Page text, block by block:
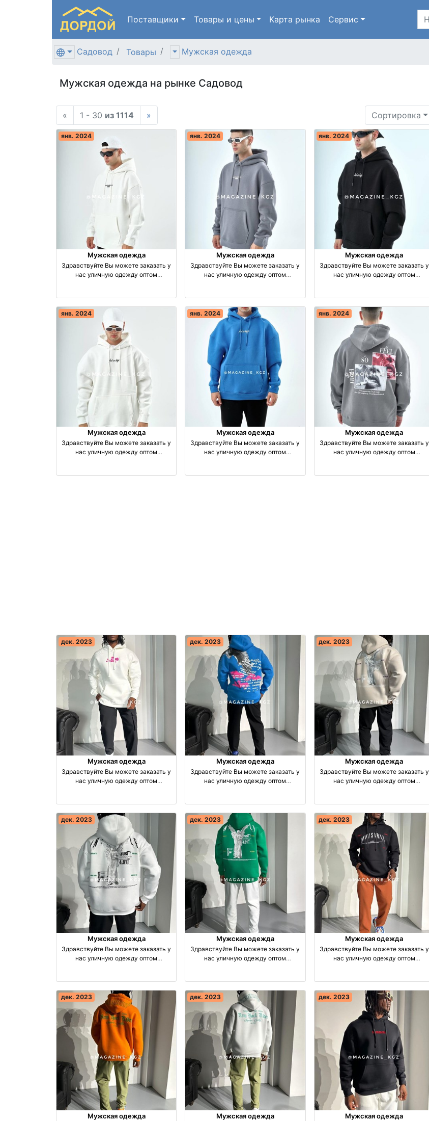
Поставщики Товары и цены Карта рынка Сервис
Садовод Товары Мужская одежда
Мужская одежда на рынке Садовод
« 1 - 30 из 1114 » Сортировка
янв. 2024
Мужская одежда
Здравствуйте Вы можете заказать у
нас уличную одежду оптом
янв. 2024
Мужская одежда
Здравствуйте Вы можете заказать у
нас уличную одежду оптом
янв. 2024
Мужская одежда
Здравствуйте Вы можете заказать у
нас уличную одежду оптом
янв. 2024
Мужская одежда
Здравствуйте Вы можете заказать у
нас уличную одежду оптом
янв. 2024
Мужская одежда
Здравствуйте Вы можете заказать у
нас уличную одежду оптом
янв. 2024
Мужская одежда
Здравствуйте Вы можете заказать у
нас уличную одежду оптом
дек. 2023
Мужская одежда
Здравствуйте Вы можете заказать у
нас уличную одежду оптом
дек. 2023
Мужская одежда
Здравствуйте Вы можете заказать у
нас уличную одежду оптом
дек. 2023
Мужская одежда
Здравствуйте Вы можете заказать у
нас уличную одежду оптом
дек. 2023
Мужская одежда
Здравствуйте Вы можете заказать у
нас уличную одежду оптом
дек. 2023
Мужская одежда
Здравствуйте Вы можете заказать у
нас уличную одежду оптом
дек. 2023
Мужская одежда
Здравствуйте Вы можете заказать у
нас уличную одежду оптом
дек. 2023
Мужская одежда
дек. 2023
Мужская одежда
дек. 2023
Мужская одежда